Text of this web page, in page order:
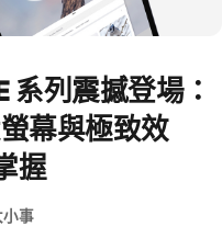
系列震撼登場：
幕與極致效
握
小事